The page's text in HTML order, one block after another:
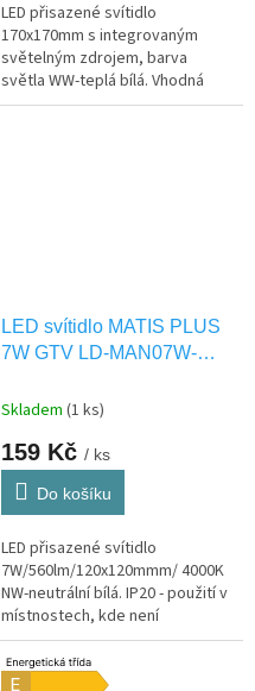
LED přisazené svítidlo
170x170mm s integrovaným
světelným zdrojem, barva
světla WW-teplá bílá. Vhodná
pouze pro INTERIEROVÉ
LED svítidlo MATIS PLUS
7W GTV LD-MAN07W-
Skladem (1 ks)
159 Kč / ks
Do košíku
LED přisazené svítidlo
7W/560lm/120x120mmm/ 4000K
NW-neutrální bílá. IP20 - použití v
místnostech, kde není
vystaveno vlhkosti.